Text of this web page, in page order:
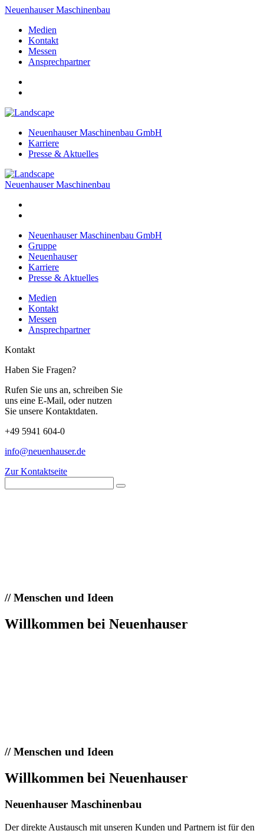
Neuenhauser Maschinenbau
Medien
Kontakt
Messen
Ansprechpartner
Neuenhauser Maschinenbau GmbH
Karriere
Presse & Aktuelles
Neuenhauser Maschinenbau
Neuenhauser Maschinenbau GmbH
Gruppe
Neuenhauser
Karriere
Presse & Aktuelles
Medien
Kontakt
Messen
Ansprechpartner
Kontakt
Haben Sie Fragen?
Rufen Sie uns an, schreiben Sie
uns eine E-Mail, oder nutzen
Sie unsere Kontaktdaten.
+49 5941 604-0
info@neuenhauser.de
Zur Kontaktseite
//Menschen und Ideen
Willkommen bei Neuenhauser
//Menschen und Ideen
Willkommen bei Neuenhauser
Neuenhauser Maschinenbau
Der direkte Austausch mit unseren Kunden und Partnern ist für den